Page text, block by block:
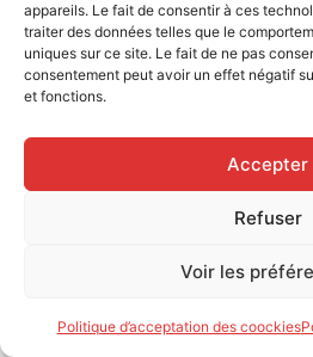
appareils. Le fait de consentir à ces
traiter des données telles que le
uniques sur ce site. Le fait de ne pas
consentement peut avoir un effet négatif
et fonctions.
Accepter
Refuser
Voir les
Politique d’acceptation des coockies